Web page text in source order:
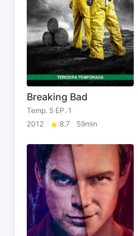
Breaking Bad
Temp. 5 EP. 1
2012
8.7 59min